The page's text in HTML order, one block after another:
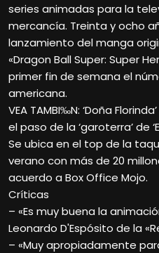
series animadas para la
mercancía. Treinta y ocho
lanzamiento del manga
«Dragon Ball Super: Super
primer fin de semana el
americana.
VEA TAMBI‰N: ‘Doña
el paso de la ‘garoterra’ de
Se ubica en el top de la
verano con más de 20
acuerdo a Box Office Mojo.
Críticas
– «Es muy buena la
Leonardo D'Espósito de la
– «Muy apropiadamente